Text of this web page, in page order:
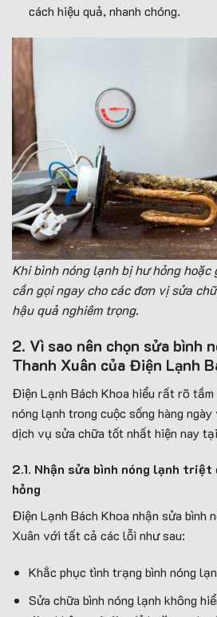
cách hiệu quả, nhanh chóng.
Khi bình nóng lạnh bị hư hỏng hoặc
cần gọi ngay cho các đơn vị sửa
hậu quả nghiêm trọng.
2. Vì sao nên chọn sửa bình
Thanh Xuân của Điện Lạnh
Điện Lạnh Bách Khoa hiểu rất rõ tầm
nóng lạnh trong cuộc sống hàng
dịch vụ sửa chữa tốt nhất hiện nay
2.1. Nhận sửa bình nóng lạnh
hỏng
Điện Lạnh Bách Khoa nhận sửa bình
Xuân với tất cả các lỗi như sau:
Khắc phục tình trạng bình nóng
Sửa chữa bình nóng lạnh không